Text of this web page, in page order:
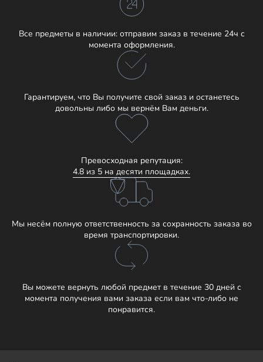
Все предметы в наличии: отправим заказ в течение 24ч с
момента оформления.
Гарантируем, что Вы получите свой заказ и останетесь
довольны либо мы вернём Вам деньги.
Превосходная репутация:
4.8 из 5 на десяти площадках.
Мы несём полную ответственность за сохранность заказа во
время транспортировки.
Вы можете вернуть любой предмет в течение 30 дней с
момента получения вами заказа если вам что-либо не
понравится.